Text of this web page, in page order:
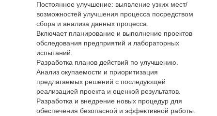
Постоянное улучшение: выявление узких мест/
возможностей улучшения процесса посредством
сбора и анализа данных процесса.
Включает планирование и выполнение проектов
обследования предприятий и лабораторных
испытаний.
Разработка планов действий по улучшению.
Анализ окупаемости и приоритизация
предлагаемых решений с последующей
реализацией проекта и оценкой результатов.
Разработка и внедрение новых процедур для
обеспечения безопасной и эффективной работы.